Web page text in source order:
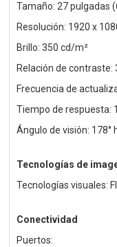
Tamaño: 27 pulgadas
Resolución: 1920 x
Brillo: 350 cd/m²
Relación de contraste:
Frecuencia de
Tiempo de respuesta:
Ángulo de visión: 178°
Tecnologías de
Tecnologías visuales:
Conectividad
Puertos: